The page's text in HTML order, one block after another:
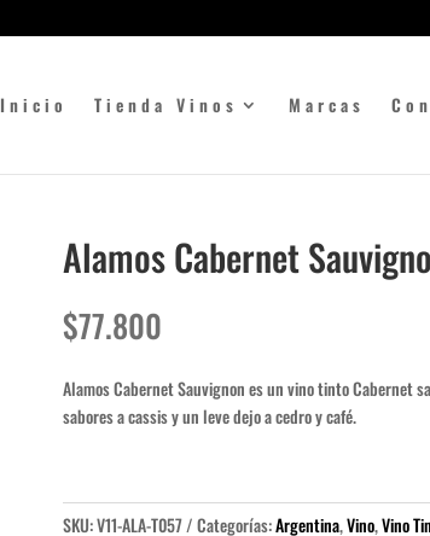
Inicio Tienda Vinos Marcas
Alamos Cabernet
$77.800
Alamos Cabernet Sauvignon es un vino tinto Cabernet
sabores a cassis y un leve dejo a cedro y café.
SKU:V11-ALA-T057 Categorías:Argentina,Vino,Vino